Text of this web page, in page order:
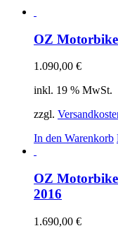
OZ
1.090,00 €
inkl. 19 % MwSt.
zzgl.
In den Warenkorb
OZ Motorbike
2016
1.690,00 €